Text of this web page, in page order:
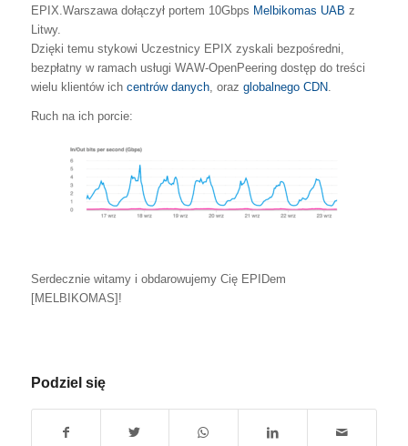
EPIX.Warszawa dołączył portem 10Gbps Melbikomas UAB z
Litwy.
Dzięki temu stykowi Uczestnicy EPIX zyskali bezpośredni,
bezpłatny w ramach usługi WAW-OpenPeering dostęp dotreści
wielu klientów ich centrów danych, oraz globalnego CDN.
Ruch na ich porcie:
Serdecznie witamy i obdarowujemy Cię EPIDem
[MELBIKOMAS] !
Podziel się